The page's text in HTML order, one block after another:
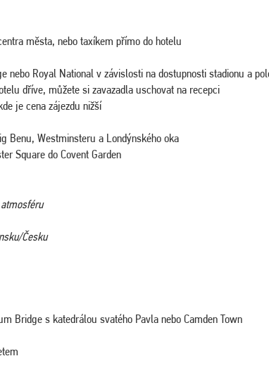
města, nebo taxíkem přímo do hotelu
nebo Royal National v závislosti na dostupnosti stadionu a
dříve, můžete si zavazadla uschovat na recepci
je cena zájezdu nižší
Benu, Westminsteru a Londýnského oka
Square do Covent Garden
Česku
Bridge s katedrálou svatého Pavla nebo Camden Town